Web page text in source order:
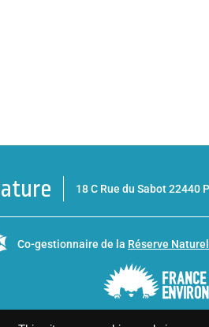
18 C Rue du Sabot 22440
Co-gestionnaire de la Réserve